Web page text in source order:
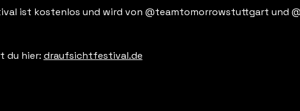
ist kostenlos und wird von @teamtomorrowstuttgart und
du hier: draufsichtfestival.de